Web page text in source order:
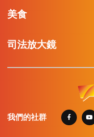
美食
司法放大鏡
我們的社群